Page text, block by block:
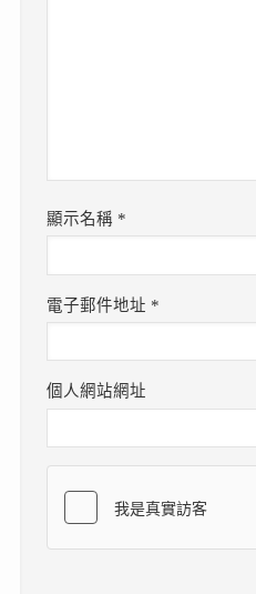
顯示名稱 *
電子郵件地址 *
個人網站網址